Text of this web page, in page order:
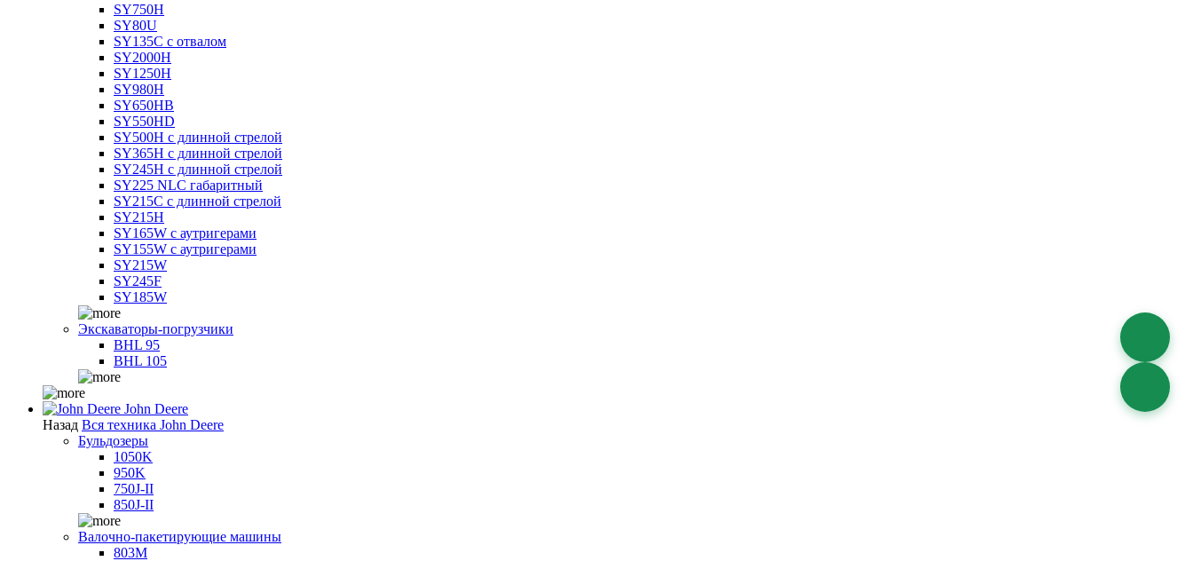
SY750H
SY80U
SY135C с отвалом
SY2000H
SY1250H
SY980H
SY650HB
SY550HD
SY500H с длинной стрелой
SY365H с длинной стрелой
SY245H с длинной стрелой
SY225 NLC габаритный
SY215C с длинной стрелой
SY215H
SY165W с аутригерами
SY155W с аутригерами
SY215W
SY245F
SY185W
Экскаваторы-погрузчики
BHL 95
BHL 105
John Deere
Назад Вся техника John Deere
Бульдозеры
1050K
950K
750J-II
850J-II
Валочно-пакетирующие машины
803M